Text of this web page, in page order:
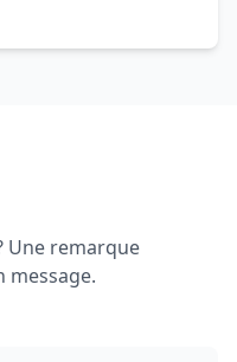
Une remarque
message.